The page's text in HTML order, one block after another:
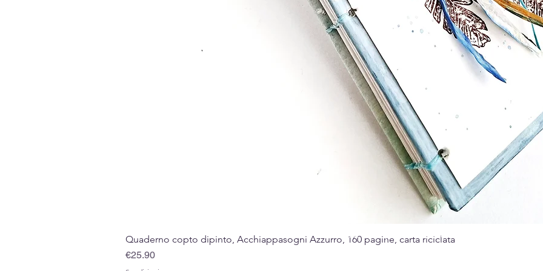
Quick View
Quaderno copto dipinto, Acchiappasogni Azzurro, 160 pagine, carta riciclata
Price
€25.90
Made with passion for the art of paper